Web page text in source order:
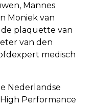
Mannes
Moniek van
plaquette van
van den
medisch
Nederlandse
Performance